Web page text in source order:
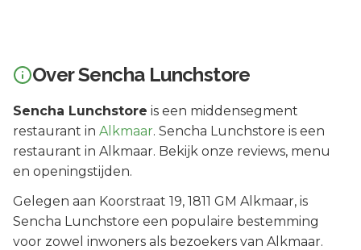
OverSencha Lunchstore
Sencha Lunchstore is een middensegment
restaurant in Alkmaar. Sencha Lunchstore is een
restaurant in Alkmaar. Bekijk onze reviews, menu
en openingstijden.
Gelegen aan Koorstraat 19, 1811 GM Alkmaar, is
Sencha Lunchstore een populaire bestemming
voor zowel inwoners als bezoekers van Alkmaar.